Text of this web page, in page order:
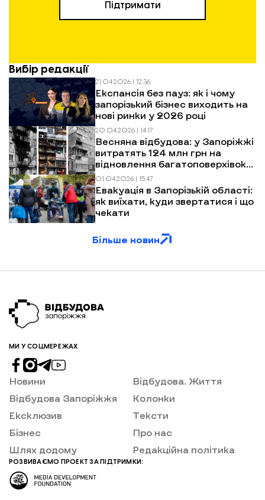
Підтримати
Вибір редакції
21.04.2026 | 12:36
Експансія без пауз: як і чому
запорізький бізнес виходить на
нові ринки у 2026 році
20.04.2026 | 14:17
Весняна відбудова: у Запоріжжі
витратять 124 млн грн на
відновлення багатоповерхівок
після обстрілів
01.04.2026 | 15:47
Евакуація в Запорізькій області:
як виїхати, куди звертатися і що
чекати
Більше новин
МИ У СОЦМЕРЕЖАХ
Новини
Відбудова Запоріжжя
Ексклюзив
Бізнес
Шлях додому
Відбудова. Життя
Колонки
Тексти
Про нас
Редакційна політика
РОЗВИВАЄМО ПРОЕКТ ЗА ПІДТРИМКИ: